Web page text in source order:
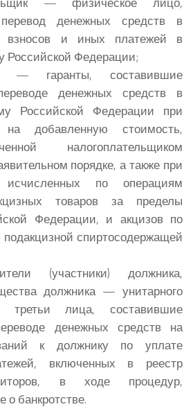
денежных средств в
взносов и иных платежей в
Российской Федерации;
гаранты, составившие
денежных средств в
Российской Федерации при
на добавленную стоимость,
налогоплательщиком
порядке, а также при
по операциям
товаров за пределы
Федерации, и акцизов по
подакцизной спиртосодержащей
(участники) должника,
должника — унитарного
третьи лица, составившие
денежных средств на
к должнику по уплате
включенных в реестр
в ходе процедур,
банкротстве.